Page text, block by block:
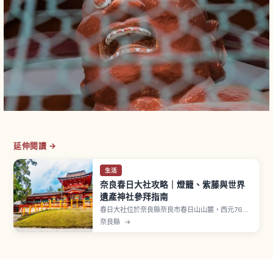
延伸閱讀 →
生活
奈良春日大社攻略｜燈籠、紫藤與世界
遺產神社參拜指南
春日大社位於奈良縣奈良市春日山山麓，西元768
年（神護景雲2年）依稱德天皇敕命造營社殿，登錄
奈良縣 →